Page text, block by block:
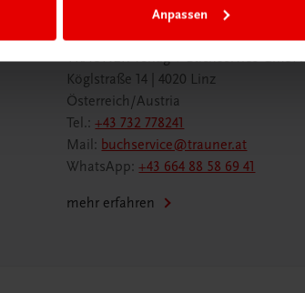
Anpassen
TRAUNER Verlag + Buchservice GmbH
Köglstraße 14 | 4020 Linz
Österreich/Austria
Tel.:+43 732 778241
Mail: buchservice@trauner.at
WhatsApp:+43 664 88 58 69 41
mehr erfahren